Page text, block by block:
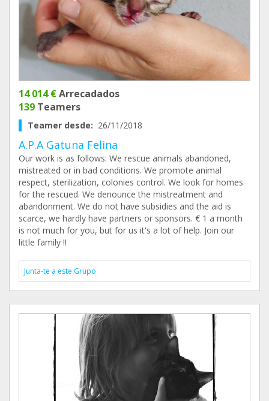
14 014 €Arrecadados
139 Teamers
Teamer desde: 26/11/2018
A.P.A Gatuna Felina
Our work is as follows: We rescue animals abandoned,
mistreated or in bad conditions. We promote animal
respect, sterilization, colonies control. We look for homes
for the rescued. We denounce the mistreatment and
abandonment. We do not have subsidies and the aid is
scarce, we hardly have partners or sponsors. € 1 a month
is not much for you, but for us it's a lot of help. Join our
little family !!
Junta-te a este Grupo